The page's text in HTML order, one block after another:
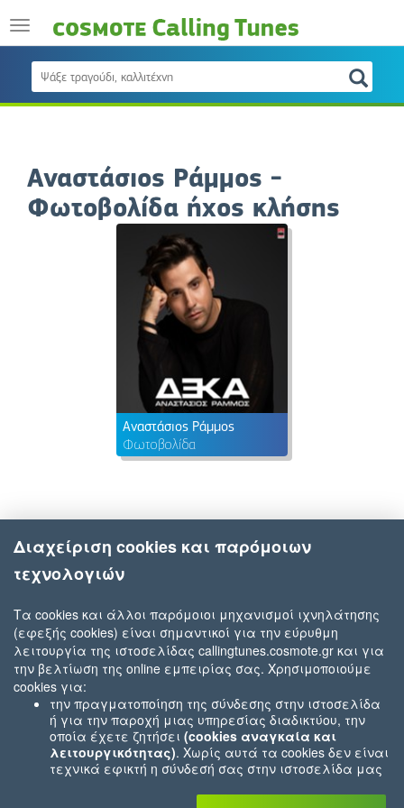
Αναστάσιος Ράμμος -
Φωτοβολίδα ήχος κλήσης
Αναστάσιος Ράμμος
Φωτοβολίδα
Διαχείριση cookies και παρόμοιων
τεχνολογιών
Τα cookies και άλλοι παρόμοιοι μηχανισμοί ιχνηλάτησης
(εφεξής cookies) είναι σημαντικοί για την εύρυθμη
λειτουργία της ιστοσελίδας callingtunes.cosmote.gr και για
την βελτίωση της online εμπειρίας σας. Χρησιμοποιούμε
cookies για:
την πραγματοποίηση της σύνδεσης στην ιστοσελίδα
ή για την παροχή μιας υπηρεσίας διαδικτύου, την
οποία έχετε ζητήσει (cookies αναγκαία και
λειτουργικότητας). Χωρίς αυτά τα cookies δεν είναι
τεχνικά εφικτή η σύνδεσή σας στην ιστοσελίδα μας
που εσείς μας ζητήσατε (π.χ.cookies που αφορούν